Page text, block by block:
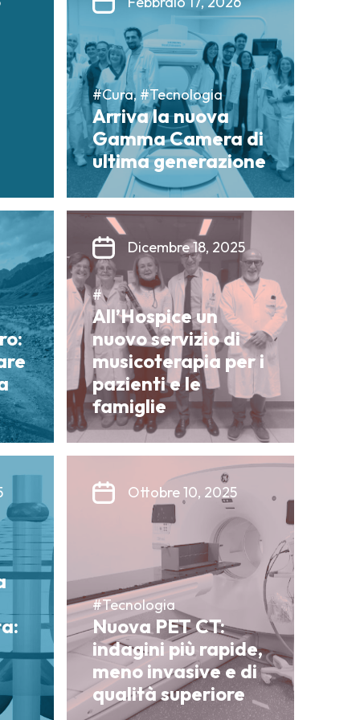
#Cura, #Tecnologia
Arriva la nuova
Gamma Camera di
ultima generazione
Dicembre 18, 2025
#
All’Hospice un
nuovo servizio di
musicoterapia per i
pazienti e le
famiglie
Ottobre 10, 2025
#Tecnologia
Nuova PET CT:
indagini più rapide,
meno invasive e di
qualità superiore